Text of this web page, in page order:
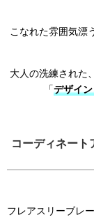
こなれた雰囲気漂
大人の洗練された
「 デザイ
コーディネー
フレアスリーブレ